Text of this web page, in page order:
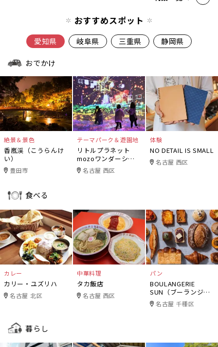
おすすめスポット
愛知県 岐阜県 三重県 静岡県
おでかけ
絶景＆景色
香嵐渓（こうらんけ
い）
豊田市
テーマパーク＆遊園地
リトルプラネット
mozoワンダーシテ
ィ 名古屋 西区
体験
NO DETAIL IS SMALL
名古屋 西区
食べる
カレー
カリー・ユズリハ
名古屋 北区
中華料理
タカ飯店
名古屋 西区
パン
BOULANGERIE
SUN（ブーランジェ
リー・サン）
名古屋 千種区
暮らし